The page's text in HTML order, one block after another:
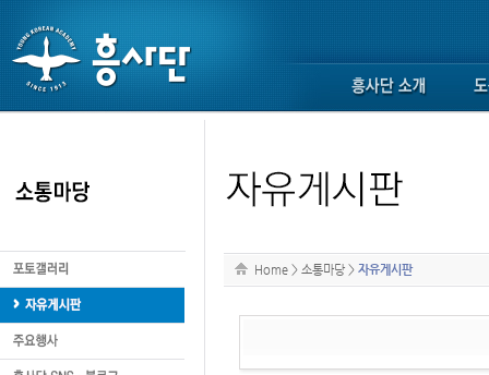
Home > 소통마당 > 자유게시판